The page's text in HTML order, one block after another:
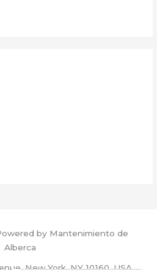
by Mantenimiento de
Alberca
New York, NY 10160, USA